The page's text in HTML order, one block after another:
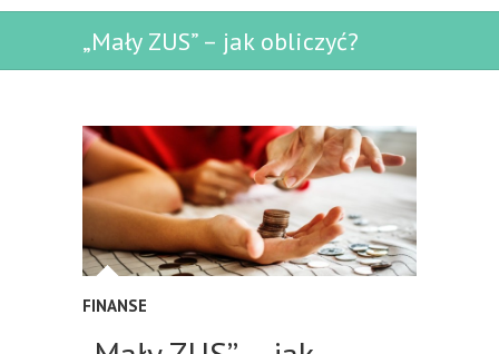
„Mały ZUS” – jak obliczyć?
FINANSE